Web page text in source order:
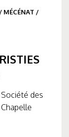
/ MÉCÉNAT /
des